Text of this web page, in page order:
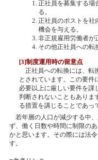
正社員を募集する場
る。
正社員のポストを社
機会を与える。
非正規雇用労働者が
その他正社員への転
[3]制度運用時の留意点
正社員への転換には、転
とされています。この要
必要以上に厳しい要件を課
判断されないこともありま
る措置を講じることであっ
若年層の人口が減少する中
ず、働く日数や時間に制限の
かと思います。その際には法
す。